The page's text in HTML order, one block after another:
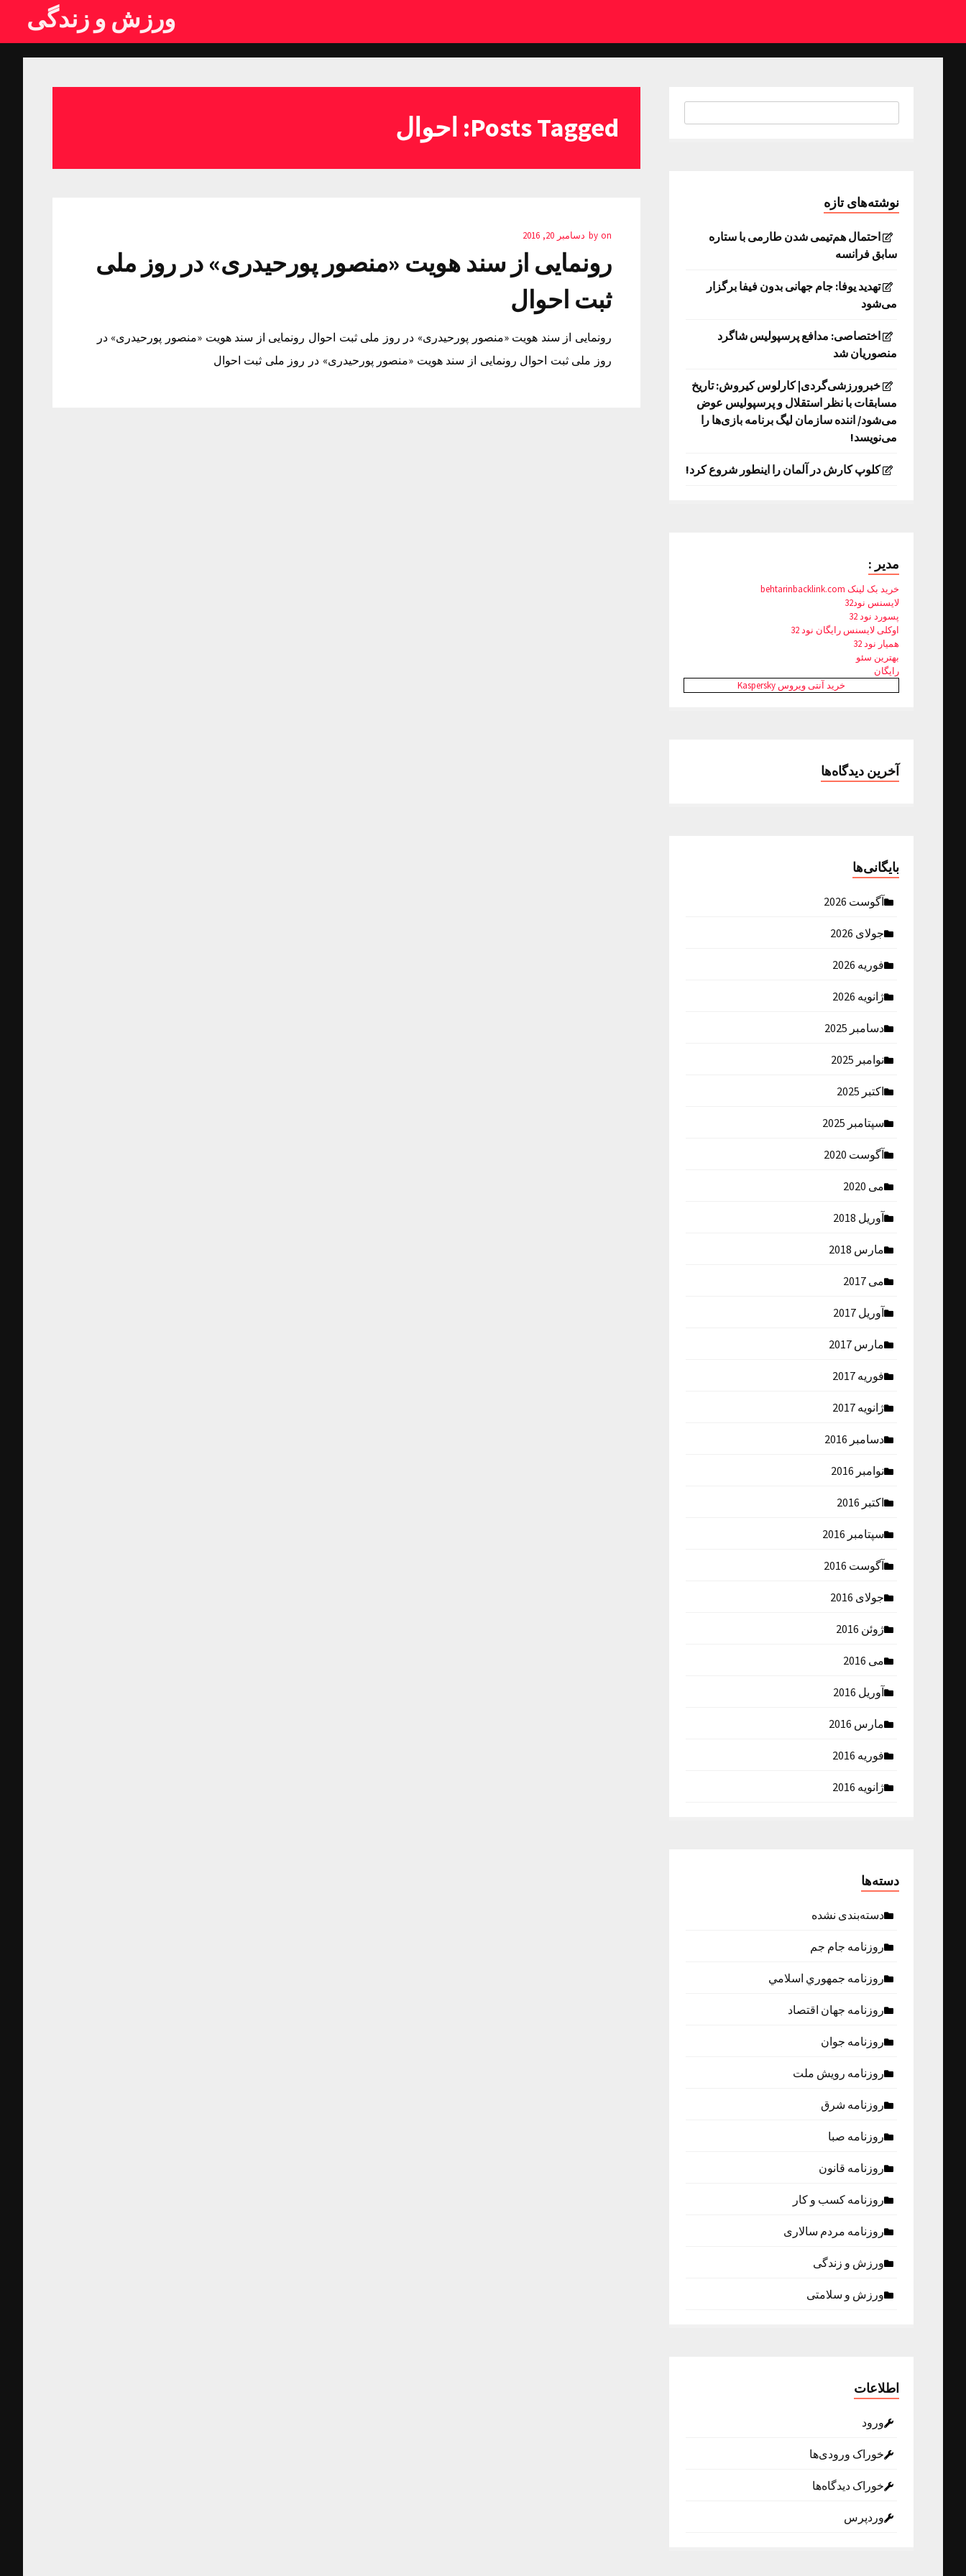
ورزش و زندگی
Posts Tagged: احوال
by on دسامبر 20, 2016
رونمایی از سند هویت «منصور پورحیدری» در روز ملی
ثبت احوال
رونمایی از سند هویت «منصور پورحیدری» در روز ملی ثبت احوال رونمایی از سند هویت «منصور پورحیدری» در
روز ملی ثبت احوال رونمایی از سند هویت «منصور پورحیدری» در روز ملی ثبت احوال
نوشته‌های تازه
احتمال هم‌تیمی شدن طارمی با ستاره
سابق فرانسه
تهدید یوفا: جام جهانی بدون فیفا برگزار
می‌شود
اختصاصی: مدافع پرسپولیس شاگرد
منصوریان شد
خبرورزشی‌گردی| کارلوس کیروش: تاریخ
مسابقات با نظر استقلال و پرسپولیس عوض
می‌شود/ اننده سازمان لیگ برنامه بازی‌ها را
می‌نویسد!
کلوپ کارش در آلمان را اینطور شروع کرد!
مدیر :
خرید بک لینک behtarinbacklink.com
لایسنس نود32
پسورد نود 32
اوکلی لایسنس رایگان نود 32
همیار نود 32
بهترین سئو
رایگان
خرید آنتی ویروس Kaspersky
آخرین دیدگاه‌ها
بایگانی‌ها
آگوست 2026
جولای 2026
فوریه 2026
ژانویه 2026
دسامبر 2025
نوامبر 2025
اکتبر 2025
سپتامبر 2025
آگوست 2020
می 2020
آوریل 2018
مارس 2018
می 2017
آوریل 2017
مارس 2017
فوریه 2017
ژانویه 2017
دسامبر 2016
نوامبر 2016
اکتبر 2016
سپتامبر 2016
آگوست 2016
جولای 2016
ژوئن 2016
می 2016
آوریل 2016
مارس 2016
فوریه 2016
ژانویه 2016
دسته‌ها
دسته‌بندی نشده
روزنامه جام جم
روزنامه جمهوري اسلامي
روزنامه جهان اقتصاد
روزنامه جوان
روزنامه رویش ملت
روزنامه شرق
روزنامه صبا
روزنامه قانون
روزنامه كسب و كار
روزنامه مردم سالاری
ورزش و زندگی
ورزش و سلامتی
اطلاعات
ورود
خوراک ورودی‌ها
خوراک دیدگاه‌ها
وردپرس